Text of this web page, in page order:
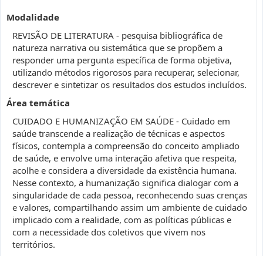
Modalidade
REVISÃO DE LITERATURA - pesquisa bibliográfica de
natureza narrativa ou sistemática que se propõem a
responder uma pergunta específica de forma objetiva,
utilizando métodos rigorosos para recuperar, selecionar,
descrever e sintetizar os resultados dos estudos incluídos.
Área temática
CUIDADO E HUMANIZAÇÃO EM SAÚDE - Cuidado em
saúde transcende a realização de técnicas e aspectos
físicos, contempla a compreensão do conceito ampliado
de saúde, e envolve uma interação afetiva que respeita,
acolhe e considera a diversidade da existência humana.
Nesse contexto, a humanização significa dialogar com a
singularidade de cada pessoa, reconhecendo suas crenças
e valores, compartilhando assim um ambiente de cuidado
implicado com a realidade, com as políticas públicas e
com a necessidade dos coletivos que vivem nos
territórios.